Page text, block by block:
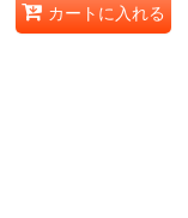
カートに入れる